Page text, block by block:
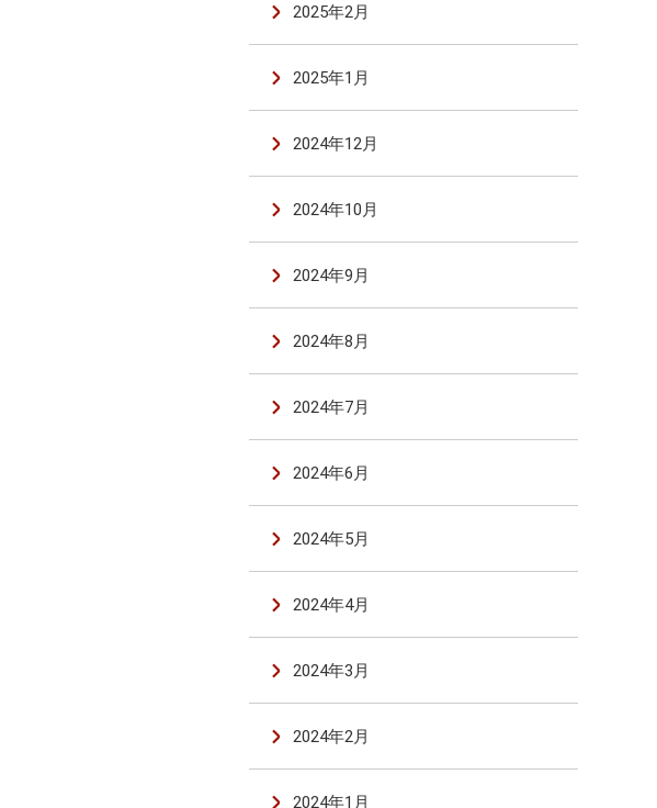
2025年2月
2025年1月
2024年12月
2024年10月
2024年9月
2024年8月
2024年7月
2024年6月
2024年5月
2024年4月
2024年3月
2024年2月
2024年1月